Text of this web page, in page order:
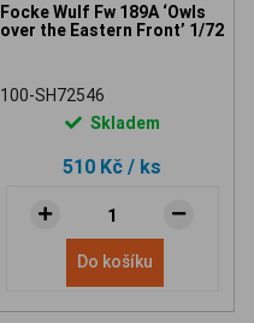
Focke Wulf Fw 189A ‘Owls
over the Eastern Front’ 1/72
100-SH72546
Skladem
510 Kč / ks
Do košíku